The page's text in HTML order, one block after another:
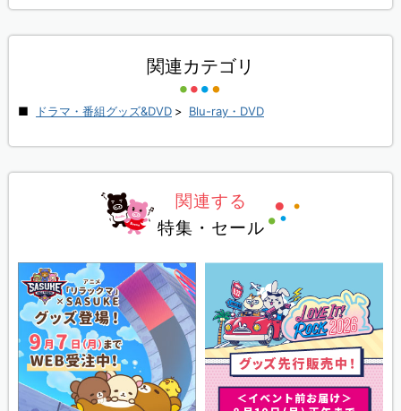
関連カテゴリ
ドラマ・番組グッズ&DVD > Blu-ray・DVD
関連する
特集・セール